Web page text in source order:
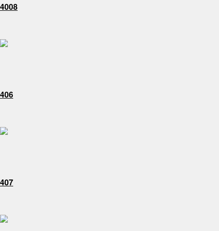
4008
406
407